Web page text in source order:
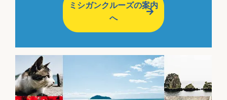
ミシガンクルーズの案内
へ